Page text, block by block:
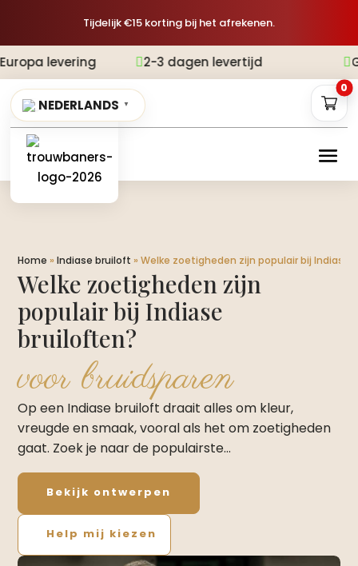
Tijdelijk €15 korting bij het afrekenen.
2-3 dagen levertijd Gratis
NEDERLANDS ▼
0
Home »Indiase bruiloft »Welke zoetigheden zijn populair bij Indiase
Welke zoetigheden zijn
populair bij Indiase
bruiloften?
voor bruidsparen
Op een Indiase bruiloft draait alles om kleur,
vreugde en smaak, vooral als het om zoetigheden
gaat. Zoek je naar de populairste…
Bekijk ontwerpen
Help mij kiezen